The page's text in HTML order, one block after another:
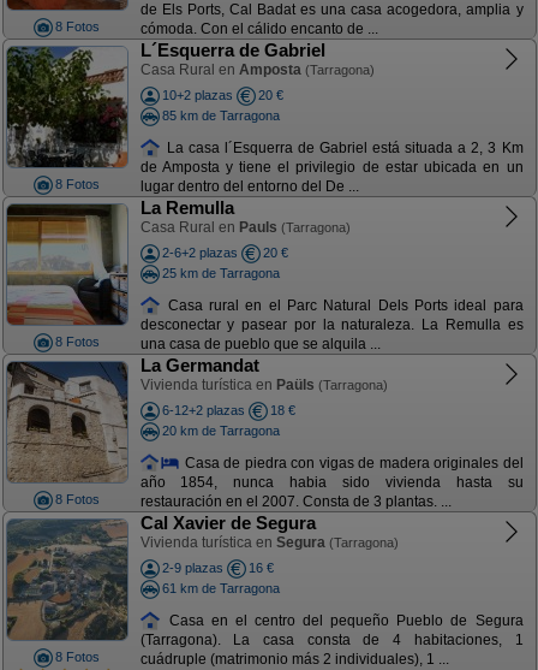
8 Fotos
de Els Ports, Cal Badat es una casa acogedora, amplia y
cómoda. Con el cálido encanto de ...
8 Fotos
L´Esquerra de Gabriel
Casa Rural en Amposta (Tarragona)
10+2 plazas
20 €
85 km de Tarragona
La casa l´Esquerra de Gabriel está situada a 2, 3 Km
de Amposta y tiene el privilegio de estar ubicada en un
lugar dentro del entorno del De ...
8 Fotos
La Remulla
Casa Rural en Pauls (Tarragona)
2-6+2 plazas
20 €
25 km de Tarragona
Casa rural en el Parc Natural Dels Ports ideal para
desconectar y pasear por la naturaleza. La Remulla es
una casa de pueblo que se alquila ...
8 Fotos
La Germandat
Vivienda turística en Paüls (Tarragona)
6-12+2 plazas
18 €
20 km de Tarragona
Casa de piedra con vigas de madera originales del
año 1854, nunca habia sido vivienda hasta su
restauración en el 2007. Consta de 3 plantas. ...
8 Fotos
Cal Xavier de Segura
Vivienda turística en Segura (Tarragona)
2-9 plazas
16 €
61 km de Tarragona
Casa en el centro del pequeño Pueblo de Segura
(Tarragona). La casa consta de 4 habitaciones, 1
cuádruple (matrimonio más 2 individuales), 1 ...